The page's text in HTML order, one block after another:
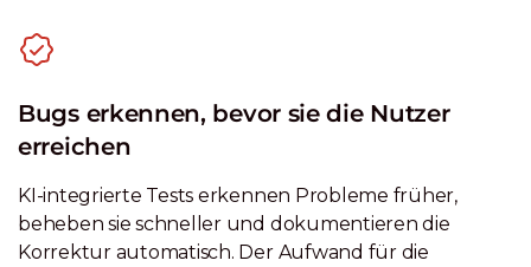
Bugs erkennen, bevor sie die Nutzer
erreichen
KI-integrierte Tests erkennen Probleme früher,
beheben sie schneller und dokumentieren die
Korrektur automatisch. Der Aufwand für die